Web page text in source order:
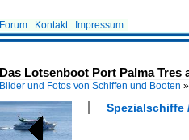
Forum Kontakt Impressum
Das Lotsenboot Port Palma Tres
Bilder und Fotos von Schiffen und Booten »
Spezialschiffe